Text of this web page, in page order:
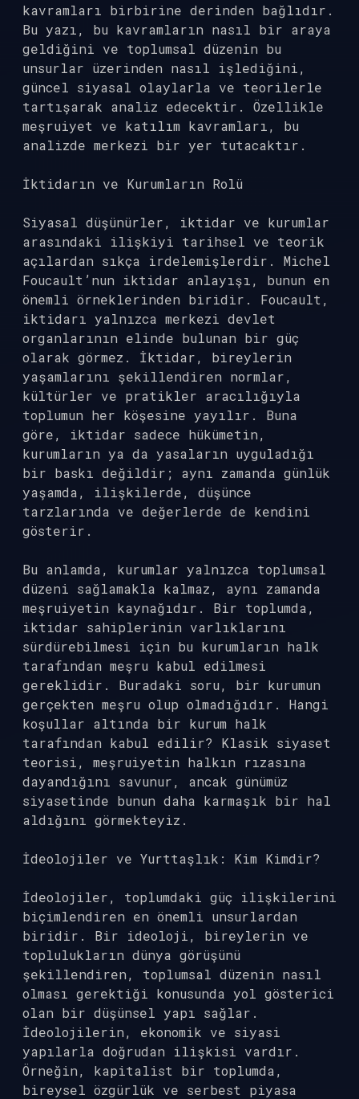
kavramları birbirine derinden bağlıdır.
Bu yazı, bu kavramların nasıl bir araya
geldiğini ve toplumsal düzenin bu
unsurlar üzerinden nasıl işlediğini,
güncel siyasal olaylarla ve teorilerle
tartışarak analiz edecektir. Özellikle
meşruiyet ve katılım kavramları, bu
analizde merkezi bir yer tutacaktır.
İktidarın ve Kurumların Rolü
Siyasal düşünürler, iktidar ve kurumlar
arasındaki ilişkiyi tarihsel ve teorik
açılardan sıkça irdelemişlerdir. Michel
Foucault’nun iktidar anlayışı, bunun en
önemli örneklerinden biridir. Foucault,
iktidarı yalnızca merkezi devlet
organlarının elinde bulunan bir güç
olarak görmez. İktidar, bireylerin
yaşamlarını şekillendiren normlar,
kültürler ve pratikler aracılığıyla
toplumun her köşesine yayılır. Buna
göre, iktidar sadece hükümetin,
kurumların ya da yasaların uyguladığı
bir baskı değildir; aynı zamanda günlük
yaşamda, ilişkilerde, düşünce
tarzlarında ve değerlerde de kendini
gösterir.
Bu anlamda, kurumlar yalnızca toplumsal
düzeni sağlamakla kalmaz, aynı zamanda
meşruiyetin kaynağıdır. Bir toplumda,
iktidar sahiplerinin varlıklarını
sürdürebilmesi için bu kurumların halk
tarafından meşru kabul edilmesi
gereklidir. Buradaki soru, bir kurumun
gerçekten meşru olup olmadığıdır. Hangi
koşullar altında bir kurum halk
tarafından kabul edilir? Klasik siyaset
teorisi, meşruiyetin halkın rızasına
dayandığını savunur, ancak günümüz
siyasetinde bunun daha karmaşık bir hal
aldığını görmekteyiz.
İdeolojiler ve Yurttaşlık: Kim Kimdir?
İdeolojiler, toplumdaki güç ilişkilerini
biçimlendiren en önemli unsurlardan
biridir. Bir ideoloji, bireylerin ve
toplulukların dünya görüşünü
şekillendiren, toplumsal düzenin nasıl
olması gerektiği konusunda yol gösterici
olan bir düşünsel yapı sağlar.
İdeolojilerin, ekonomik ve siyasi
yapılarla doğrudan ilişkisi vardır.
Örneğin, kapitalist bir toplumda,
bireysel özgürlük ve serbest piyasa